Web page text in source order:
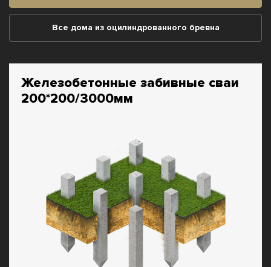
Все дома из оцилиндрованного бревна
Железобетонные забивные сваи
200*200/3000мм